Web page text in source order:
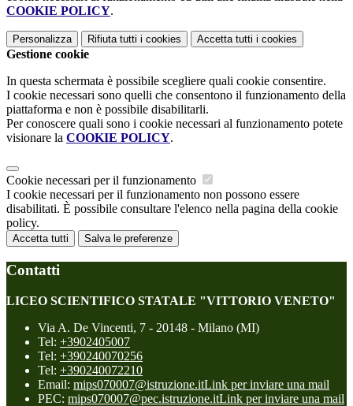
COOKIE POLICY.
Personalizza Rifiuta tutti i cookies Accetta tutti i cookies
Gestione cookie
In questa schermata è possibile scegliere quali cookie consentire.
I cookie necessari sono quelli che consentono il funzionamento della
piattaforma e non è possibile disabilitarli.
Per conoscere quali sono i cookie necessari al funzionamento potete
visionare la COOKIE POLICY.
Cookie necessari per il funzionamento
I cookie necessari per il funzionamento non possono essere
disabilitati. È possibile consultare l'elenco nella pagina della cookie
policy.
Accetta tutti Salva le preferenze
Contatti
LICEO SCIENTIFICO STATALE "VITTORIO VENETO"
Via A. De Vincenti, 7 - 20148 - Milano (MI)
Tel: +3902405007
Tel: +390240070256
Tel: +390240072210
Email: mips070007@istruzione.itLink per inviare una mail
PEC: mips070007@pec.istruzione.itLink per inviare una mail